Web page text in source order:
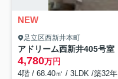
NEW
足立区西新井本町
アドリーム西新井405号室
4,780万円
4階 / 68.40㎡ / 3LDK /築32年